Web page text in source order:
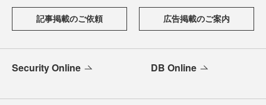
記事掲載のご依頼 広告掲載のご案内
Security Online DB Online